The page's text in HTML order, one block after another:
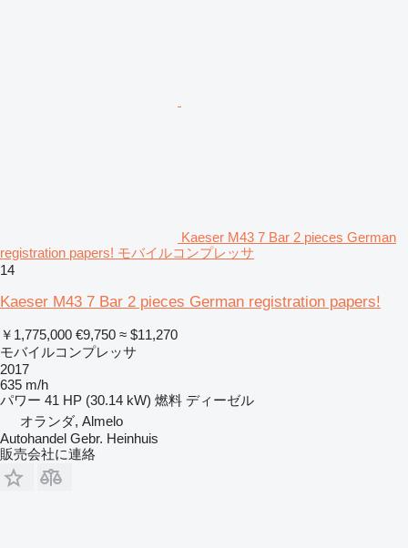
Kaeser M43 7 Bar 2 pieces German
registration papers! モバイルコンプレッサ
14
Kaeser M43 7 Bar 2 pieces German registration papers!
￥1,775,000 €9,750 ≈ $11,270
モバイルコンプレッサ
2017
635 m/h
パワー 41 HP (30.14 kW) 燃料 ディーゼル
オランダ, Almelo
Autohandel Gebr. Heinhuis
販売会社に連絡